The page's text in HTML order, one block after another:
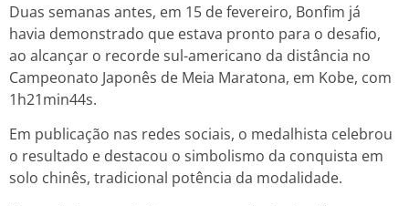
Duas semanas antes, em 15 de fevereiro, Bonfim já
havia demonstrado que estava pronto para o desafio,
ao alcançar o recorde sul-americano da distância no
Campeonato Japonês de Meia Maratona, em Kobe, com
1h21min44s.
Em publicação nas redes sociais, o medalhista celebrou
o resultado e destacou o simbolismo da conquista em
solo chinês, tradicional potência da modalidade.